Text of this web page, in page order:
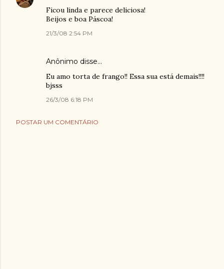
Ficou linda e parece deliciosa!
Beijos e boa Páscoa!
21/3/08 2:54 PM
Anônimo disse…
Eu amo torta de frango!! Essa sua está demais!!!!
bjsss
26/3/08 6:18 PM
POSTAR UM COMENTÁRIO